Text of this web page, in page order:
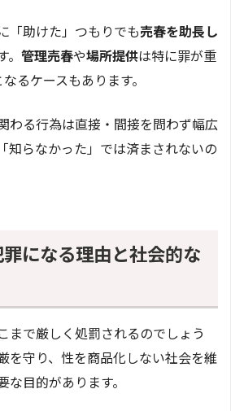
「助けた」つもりでも売春を助長し
管理売春や場所提供は特に罪が重
なるケースもあります。
わる行為は直接・間接を問わず幅広
知らなかった」では済まされないの
になる理由と社会的な
まで厳しく処罰されるのでしょう
を守り、性を商品化しない社会を維
目的があります。